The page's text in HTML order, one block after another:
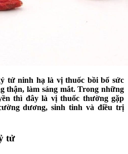
tử ninh hạ là vị thuốc bồi bổ sức
thận, làm sáng mắt. Trong những
thì đây là vị thuốc thường gặp
dương, sinh tinh và điều trị
tử